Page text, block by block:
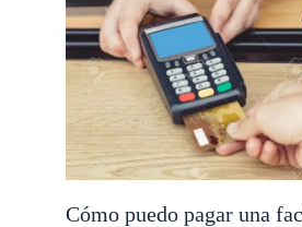
Cómo puedo pagar una